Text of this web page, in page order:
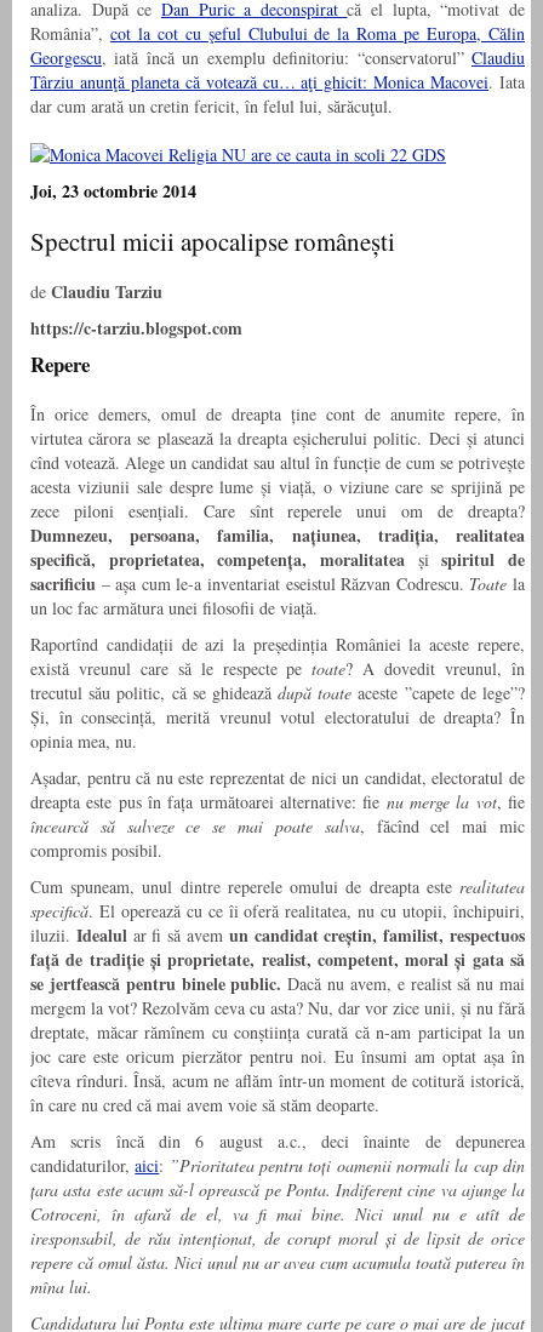
analiza. După ce Dan Puric a deconspiratcă el lupta, “motivat de
România”, cot la cot cu şeful Clubului de la Roma pe Europa, Călin
Georgescu, iată încă un exemplu definitoriu: “conservatorul” Claudiu
Târziu anunţă planeta că votează cu… aţi ghicit: Monica Macovei. Iata
dar cum arată un cretin fericit, în felul lui, sărăcuţul.
Joi, 23 octombrie 2014
Spectrul micii apocalipse românești
de Claudiu Tarziu
https://c-tarziu.blogspot.com
Repere
În orice demers, omul de dreapta ține cont de anumite repere, în
virtutea cărora se plasează la dreapta eșicherului politic. Deci și atunci
cînd votează. Alege un candidat sau altul în funcție de cum se potrivește
acesta viziunii sale despre lume și viață, o viziune care se sprijină pe
zece piloni esențiali. Care sînt reperele unui om de dreapta?
Dumnezeu, persoana, familia, națiunea, tradiția, realitatea
specifică, proprietatea, competența, moralitatea și spiritul de
sacrificiu – așa cum le-a inventariat eseistul Răzvan Codrescu. Toate la
un loc fac armătura unei filosofii de viață.
Raportînd candidații de azi la președinția României la aceste repere,
există vreunul care să le respecte petoate? A dovedit vreunul, în
trecutul său politic, că se ghideazădupă toate aceste ”capete de lege”?
Și, în consecință, merită vreunul votul electoratului de dreapta? În
opinia mea, nu.
Așadar, pentru că nu este reprezentat de nici un candidat, electoratul de
dreapta este pus în fața următoarei alternative: fie nu merge la vot, fie
încearcă să salveze ce se mai poate salva, făcînd cel mai mic
compromis posibil.
Cum spuneam, unul dintre reperele omului de dreapta este realitatea
specifică. El operează cu ce îi oferă realitatea, nu cu utopii, închipuiri,
iluzii. Idealular fi să avem un candidat creștin, familist, respectuos
față de tradiție și proprietate, realist, competent, moral și gata să
se jertfească pentru binele public. Dacă nu avem, e realist să nu mai
mergem la vot? Rezolvăm ceva cu asta? Nu, dar vor zice unii, și nu fără
dreptate, măcar rămînem cu conștiința curată că n-am participat la un
joc care este oricum pierzător pentru noi. Eu însumi am optat așa în
cîteva rînduri. Însă, acum ne aflăm într-un moment de cotitură istorică,
în care nu cred că mai avem voie să stăm deoparte.
Am scris încă din 6 august a.c., deci înainte de depunerea
candidaturilor,aici: ”Prioritatea pentru toți oamenii normali la cap din
țara asta este acum să-l oprească pe Ponta. Indiferent cine va ajunge la
Cotroceni, în afară de el, va fi mai bine. Nici unul nu e atît de
iresponsabil, de rău intenționat, de corupt moral și de lipsit de orice
repere că omul ăsta. Nici unul nu ar avea cum acumula toată puterea în
mîna lui.
Candidatura lui Ponta este ultima mare carte pe care o mai are de jucat